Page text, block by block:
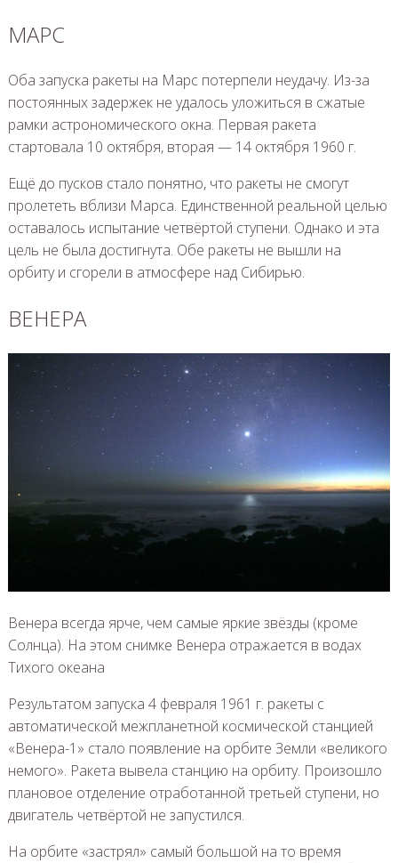
МАРС
Оба запуска ракеты на Марс потерпели неудачу. Из-за
постоянных задержек не удалось уложиться в сжатые
рамки астрономического окна. Первая ракета
стартовала 10 октября, вторая — 14 октября 1960 г.
Ещё до пусков стало понятно, что ракеты не смогут
пролететь вблизи Марса. Единственной реальной целью
оставалось испытание четвёртой ступени. Однако и эта
цель не была достигнута. Обе ракеты не вышли на
орбиту и сгорели в атмосфере над Сибирью.
ВЕНЕРА
Венера всегда ярче, чем самые яркие звёзды (кроме
Солнца). На этом снимке Венера отражается в водах
Тихого океана
Результатом запуска 4 февраля 1961 г. ракеты с
автоматической межпланетной космической станцией
«Венера-1» стало появление на орбите Земли «великого
немого». Ракета вывела станцию на орбиту. Произошло
плановое отделение отработанной третьей ступени, но
двигатель четвёртой не запустился.
На орбите «застрял» самый большой на то время